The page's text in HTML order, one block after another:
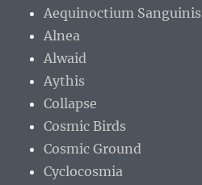
Aequinoctium Sanguinis
Alnea
Alwaid
Aythis
Collapse
Cosmic Birds
Cosmic Ground
Cyclocosmia